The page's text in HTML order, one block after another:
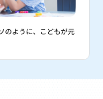
のように、こどもが元